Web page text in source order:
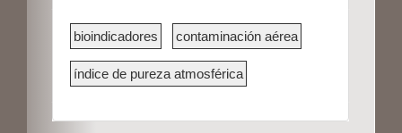
a
bioindicadores contaminación aérea
índice de pureza atmosférica